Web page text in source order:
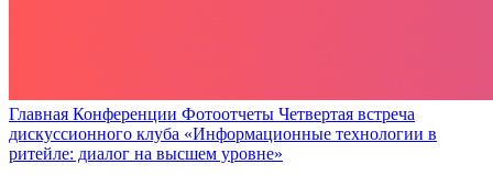
Главная Конференции Фотоотчеты Четвертая встреча
дискуссионного клуба «Информационные технологии в
ритейле: диалог на высшем уровне»